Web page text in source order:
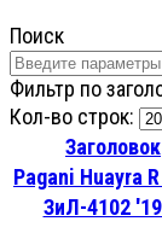
Поиск
Фильтр по
Кол-во строк:
Заголовок
Pagani Huayra
ЗиЛ-4102